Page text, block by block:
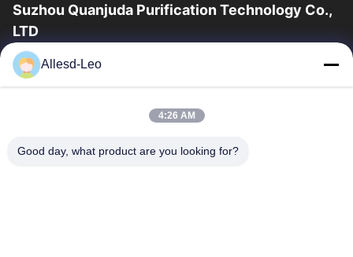
Suzhou Quanjuda Purification Technology Co.,
LTD
16 বছরের অভিজ্ঞতা, ESD এবং Cleanroom পণ্যগুলির একটি নেতৃস্থানীয়
প্রস্তুতকারক এবং রপ্তানিকারক হিসাবে, আমরা ESD এবং Cleanroom সরঞ্জাম এবং
বাড়ি
পণ্য
Allesd-Leo
4:26 AM
Good day, what product are you looking for?